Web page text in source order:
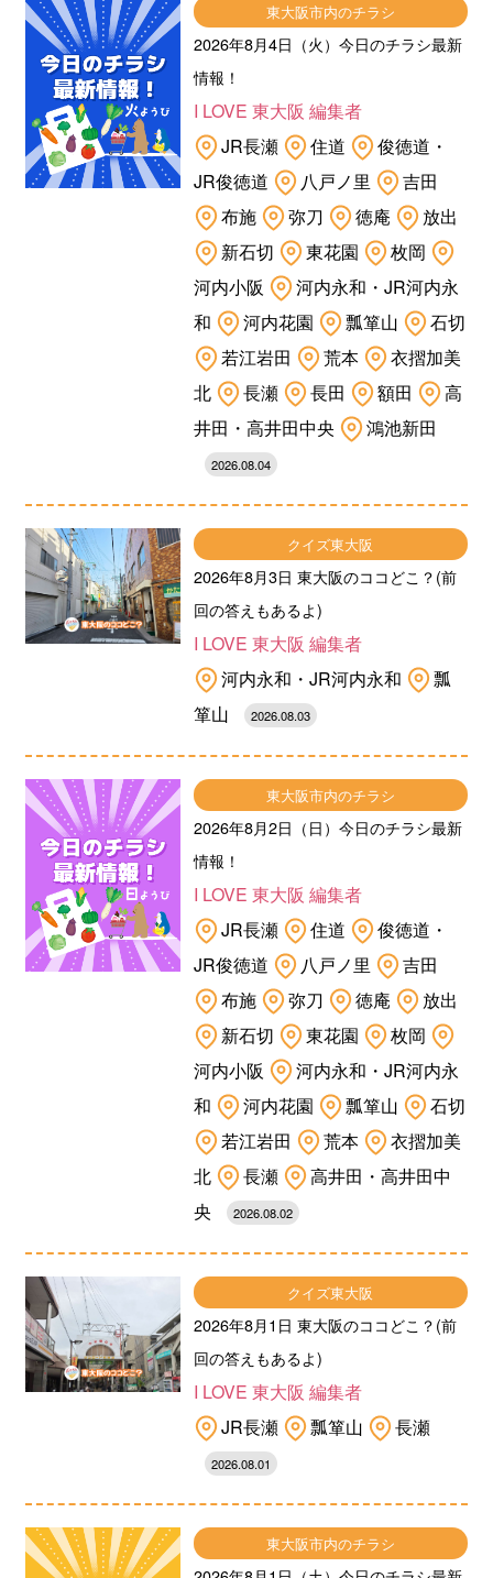
東大阪市内のチラシ
2026年8月4日（火）今日のチラシ最新
情報！
I LOVE 東大阪 編集者
JR長瀬
住道
俊徳道・
JR俊徳道
八戸ノ里
吉田
布施
弥刀 徳庵
放出
新石切
東花園
枚岡
河内小阪
河内永和・JR河内永
和
河内花園 瓢箪山
石切
若江岩田
荒本
衣摺加美
北
長瀬 長田 額田
高
井田・高井田中央
鴻池新田
2026.08.04
クイズ東大阪
2026年8月3日 東大阪のココどこ？(前
回の答えもあるよ)
I LOVE 東大阪 編集者
河内永和・JR河内永和
瓢
箪山
2026.08.03
東大阪市内のチラシ
2026年8月2日（日）今日のチラシ最新
情報！
I LOVE 東大阪 編集者
JR長瀬
住道
俊徳道・
JR俊徳道
八戸ノ里
吉田
布施
弥刀 徳庵
放出
新石切
東花園
枚岡
河内小阪
河内永和・JR河内永
和
河内花園 瓢箪山
石切
若江岩田
荒本
衣摺加美
北
長瀬
高井田・高井田中
央
2026.08.02
クイズ東大阪
2026年8月1日 東大阪のココどこ？(前
回の答えもあるよ)
I LOVE 東大阪 編集者
JR長瀬
瓢箪山 長瀬
2026.08.01
東大阪市内のチラシ